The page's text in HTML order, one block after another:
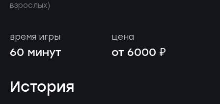
взрослых)
время игры
60 минут
цена
от 6000 ₽
История